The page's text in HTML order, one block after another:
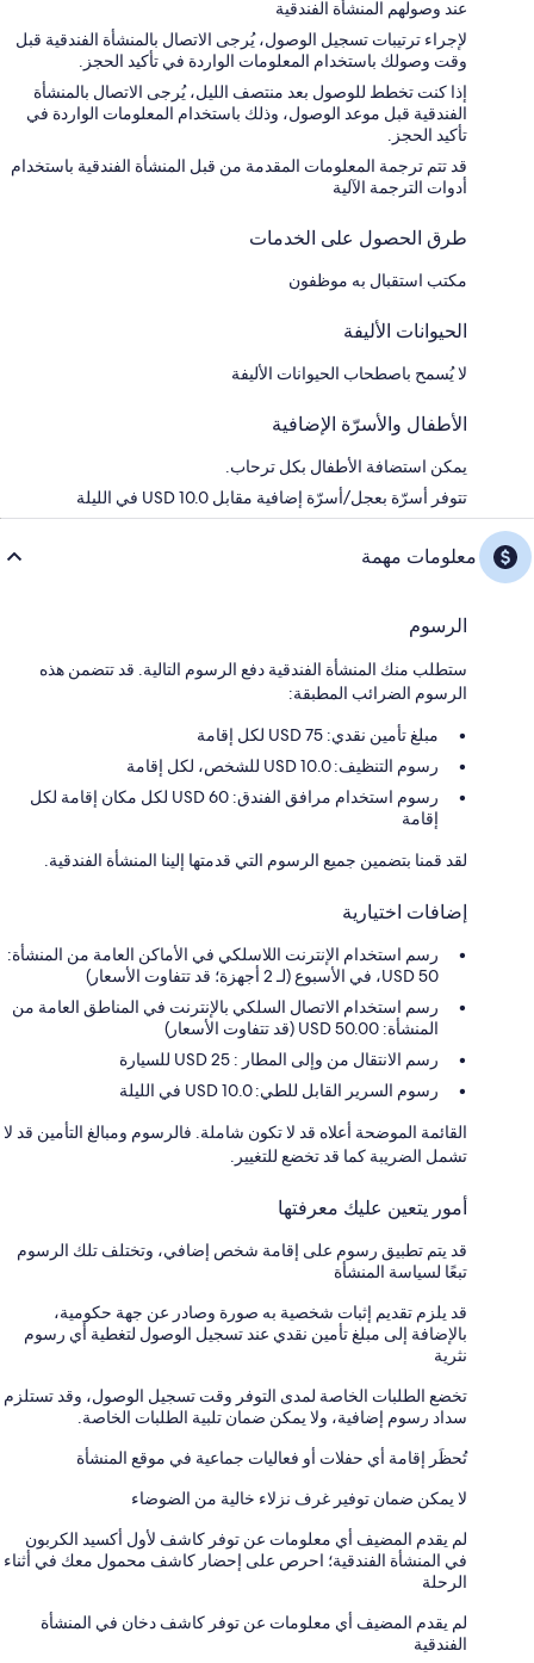
عند وصولهم المنشأة الفندقية
لإجراء ترتيبات تسجيل الوصول، يُرجى الاتصال بالمنشأة الفندقية قبل
وقت وصولك باستخدام المعلومات الواردة في تأكيد الحجز.
إذا كنت تخطط للوصول بعد منتصف الليل، يُرجى الاتصال بالمنشأة
الفندقية قبل موعد الوصول، وذلك باستخدام المعلومات الواردة في
تأكيد الحجز.
قد تتم ترجمة المعلومات المقدمة من قبل المنشأة الفندقية باستخدام
أدوات الترجمة الآلية
طرق الحصول على الخدمات
مكتب استقبال به موظفون
الحيوانات الأليفة
لا يُسمح باصطحاب الحيوانات الأليفة
الأطفال والأسرّة الإضافية
يمكن استضافة الأطفال بكل ترحاب.
تتوفر أسرّة بعجل/أسرّة إضافية مقابل USD 10.0 في الليلة
معلومات مهمة
الرسوم
ستطلب منك المنشأة الفندقية دفع الرسوم التالية. قد تتضمن هذه
الرسوم الضرائب المطبقة:
مبلغ تأمين نقدي: 75 USD لكل إقامة
رسوم التنظيف: 10.0 USD للشخص، لكل إقامة
رسوم استخدام مرافق الفندق: 60 USD لكل مكان إقامة لكل
إقامة
لقد قمنا بتضمين جميع الرسوم التي قدمتها إلينا المنشأة الفندقية.
إضافات اختيارية
رسم استخدام الإنترنت اللاسلكي في الأماكن العامة من المنشأة:
50 USD، في الأسبوع (لـ 2 أجهزة؛ قد تتفاوت الأسعار)
رسم استخدام الاتصال السلكي بالإنترنت في المناطق العامة من
المنشأة: USD 50.00 (قد تتفاوت الأسعار)
رسم الانتقال من وإلى المطار : 25 USD للسيارة
رسوم السرير القابل للطي: 10.0 USD في الليلة
القائمة الموضحة أعلاه قد لا تكون شاملة. فالرسوم ومبالغ التأمين قد لا
تشمل الضريبة كما قد تخضع للتغيير.
أمور يتعين عليك معرفتها
قد يتم تطبيق رسوم على إقامة شخص إضافي، وتختلف تلك الرسوم
تبعًا لسياسة المنشأة
قد يلزم تقديم إثبات شخصية به صورة وصادر عن جهة حكومية،
بالإضافة إلى مبلغ تأمين نقدي عند تسجيل الوصول لتغطية أي رسوم
نثرية
تخضع الطلبات الخاصة لمدى التوفر وقت تسجيل الوصول، وقد تستلزم
سداد رسوم إضافية، ولا يمكن ضمان تلبية الطلبات الخاصة.
تُحظَر إقامة أي حفلات أو فعاليات جماعية في موقع المنشأة
لا يمكن ضمان توفير غرف نزلاء خالية من الضوضاء
لم يقدم المضيف أي معلومات عن توفر كاشف لأول أكسيد الكربون
في المنشأة الفندقية؛ احرص على إحضار كاشف محمول معك في أثناء
الرحلة
لم يقدم المضيف أي معلومات عن توفر كاشف دخان في المنشأة
الفندقية